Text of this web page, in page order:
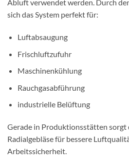
Abluft verwendet werden. Durch
sich das System perfekt für:
Luftabsaugung
Frischluftzufuhr
Maschinenkühlung
Rauchgasabführung
industrielle Belüftung
Gerade in Produktionsstätten sorgt
Radialgebläse für bessere
Arbeitssicherheit.